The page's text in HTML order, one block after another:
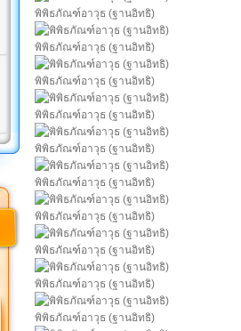
พิพิธภัณฑ์อาวุธ (ฐานอิทธิ)
พิพิธภัณฑ์อาวุธ (ฐานอิทธิ)
พิพิธภัณฑ์อาวุธ (ฐานอิทธิ)
พิพิธภัณฑ์อาวุธ (ฐานอิทธิ)
พิพิธภัณฑ์อาวุธ (ฐานอิทธิ)
พิพิธภัณฑ์อาวุธ (ฐานอิทธิ)
พิพิธภัณฑ์อาวุธ (ฐานอิทธิ)
พิพิธภัณฑ์อาวุธ (ฐานอิทธิ)
พิพิธภัณฑ์อาวุธ (ฐานอิทธิ)
พิพิธภัณฑ์อาวุธ (ฐานอิทธิ)